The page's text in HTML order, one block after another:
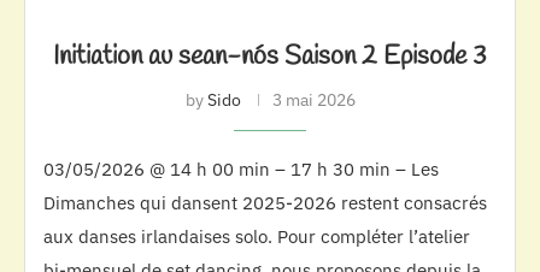
Initiation au sean-nós Saison 2 Episode 3
bySido 3 mai 2026
03/05/2026 @ 14 h 00 min – 17 h 30 min – Les
Dimanches qui dansent 2025-2026 restent consacrés
aux danses irlandaises solo. Pour compléter l’atelier